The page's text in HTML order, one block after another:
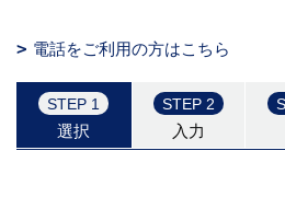
電話をご利用の方はこちら
STEP 1
選択
STEP 2
入力